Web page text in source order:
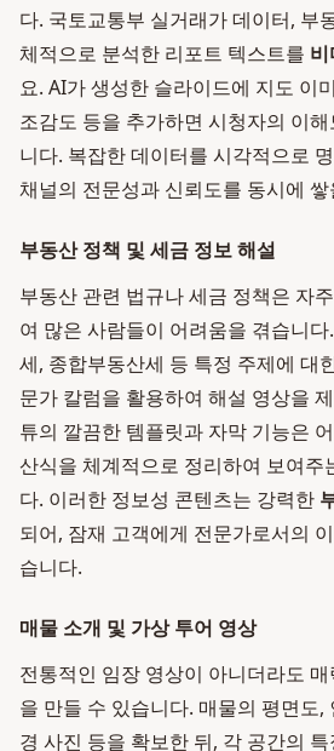
다. 국토교통부 실거래가 데이터, 부
체적으로 분석한 리포트 텍스트를
요. AI가 생성한 슬라이드에 지도 이
조감도 등을 추가하면 시청자의 이
니다. 복잡한 데이터를 시각적으로
채널의 전문성과 신뢰도를 동시에
부동산 정책 및 세금 정보 해설
부동산 관련 법규나 세금 정책은 자
여 많은 사람들이 어려움을 겪습니
세, 종합부동산세 등 특정 주제에 대
문가 칼럼을 활용하여 해설 영상을
튜의 깔끔한 템플릿과 자막 기능은
산식을 체계적으로 정리하여 보여주
다. 이러한 정보성 콘텐츠는 강력한
되어, 잠재 고객에게 전문가로서의
습니다.
매물 소개 및 가상 투어 영상
전통적인 임장 영상이 아니더라도
을 만들 수 있습니다. 매물의 평면도,
경 사진 등을 확보한 뒤, 각 공간의